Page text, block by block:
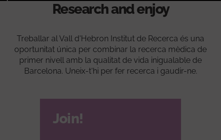
Research and enjoy
Treballar al Vall d'Hebron Institut de Recerca és una
oportunitat única per combinar la recerca mèdica de
primer nivell amb la qualitat de vida inigualable de
Barcelona. Uneix-t'hi per fer recerca i gaudir-ne.
Join!